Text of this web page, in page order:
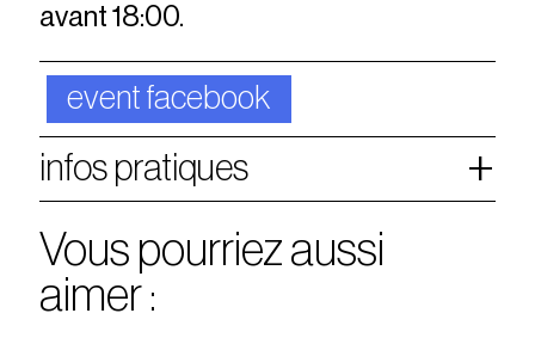
avant 18:00.
event facebook
infos pratiques
Vous pourriez aussi
aimer :